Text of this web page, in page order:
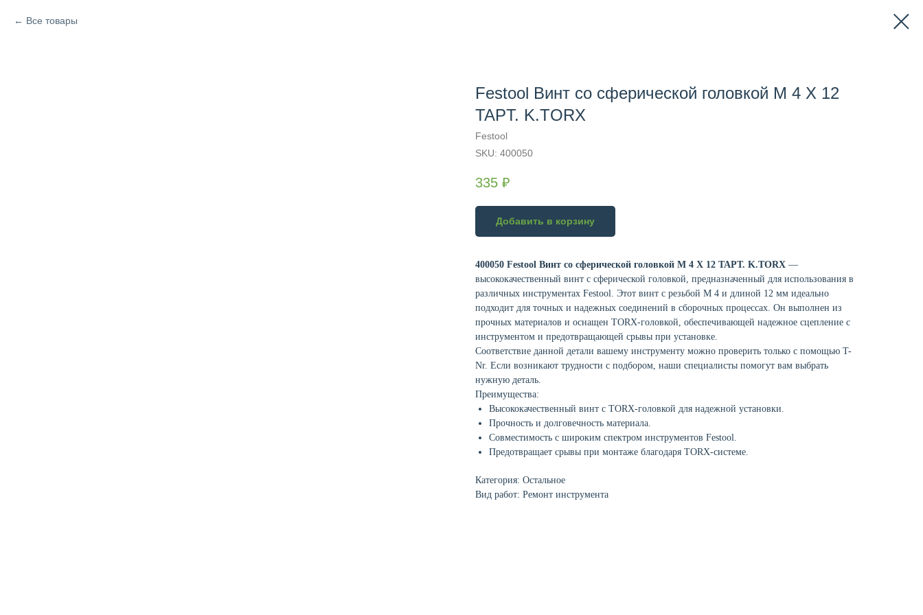
Все товары
Festool Винт со сферической головкой M 4 X 12
TAPT. K.TORX
Festool
SKU: 400050
335 ₽
Добавить в корзину
400050 Festool Винт со сферической головкой M 4 X 12 TAPT. K.TORX —
высококачественный винт с сферической головкой, предназначенный для использования в
различных инструментах Festool. Этот винт с резьбой M 4 и длиной 12 мм идеально
подходит для точных и надежных соединений в сборочных процессах. Он выполнен из
прочных материалов и оснащен TORX-головкой, обеспечивающей надежное сцепление с
инструментом и предотвращающей срывы при установке.
Соответствие данной детали вашему инструменту можно проверить только с помощью T-
Nr. Если возникают трудности с подбором, наши специалисты помогут вам выбрать
нужную деталь.
Преимущества:
Высококачественный винт с TORX-головкой для надежной установки.
Прочность и долговечность материала.
Совместимость с широким спектром инструментов Festool.
Предотвращает срывы при монтаже благодаря TORX-системе.
Категория: Остальное
Вид работ: Ремонт инструмента